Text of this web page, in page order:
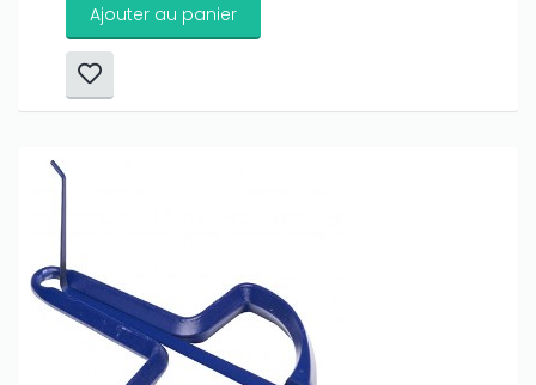
Ajouter au panier